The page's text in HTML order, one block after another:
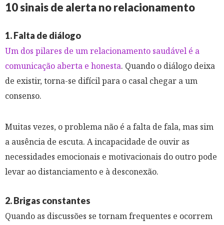
10 sinais de alerta no relacionamento
1. Falta de diálogo
Um dos pilares de um relacionamento saudável é a
comunicação aberta e honesta. Quando o diálogo deixa
de existir, torna-se difícil para o casal chegar a um
consenso.
Muitas vezes, o problema não é a falta de fala, mas sim
a ausência de escuta. A incapacidade de ouvir as
necessidades emocionais e motivacionais do outro pode
levar ao distanciamento e à desconexão.
2. Brigas constantes
Quando as discussões se tornam frequentes e ocorrem